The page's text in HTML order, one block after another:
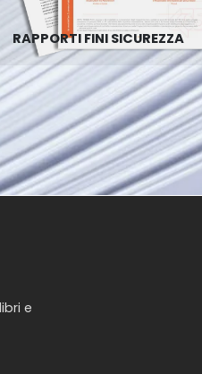
RAPPORTI FINI SICUREZZA
e